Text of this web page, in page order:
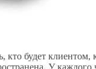
будет клиентом,
У